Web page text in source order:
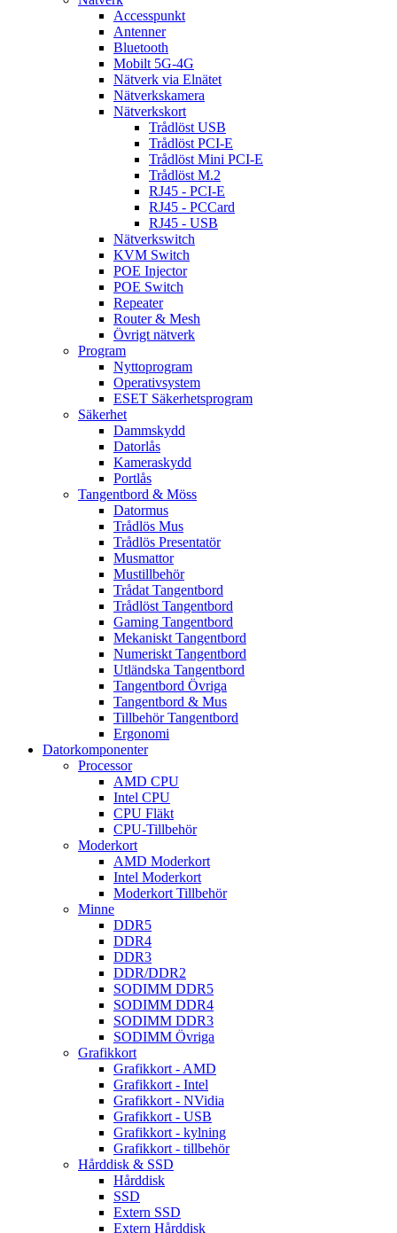
Accesspunkt
Antenner
Bluetooth
Mobilt 5G-4G
Nätverk via Elnätet
Nätverkskamera
Nätverkskort
Trådlöst USB
Trådlöst PCI-E
Trådlöst Mini PCI-E
Trådlöst M.2
RJ45 - PCI-E
RJ45 - PCCard
RJ45 - USB
Nätverkswitch
KVM Switch
POE Injector
POE Switch
Repeater
Router & Mesh
Övrigt nätverk
Program
Nyttoprogram
Operativsystem
ESET Säkerhetsprogram
Säkerhet
Dammskydd
Datorlås
Kameraskydd
Portlås
Tangentbord & Möss
Datormus
Trådlös Mus
Trådlös Presentatör
Musmattor
Mustillbehör
Trådat Tangentbord
Trådlöst Tangentbord
Gaming Tangentbord
Mekaniskt Tangentbord
Numeriskt Tangentbord
Utländska Tangentbord
Tangentbord Övriga
Tangentbord & Mus
Tillbehör Tangentbord
Ergonomi
Datorkomponenter
Processor
AMD CPU
Intel CPU
CPU Fläkt
CPU-Tillbehör
Moderkort
AMD Moderkort
Intel Moderkort
Moderkort Tillbehör
Minne
DDR5
DDR4
DDR3
DDR/DDR2
SODIMM DDR5
SODIMM DDR4
SODIMM DDR3
SODIMM Övriga
Grafikkort
Grafikkort - AMD
Grafikkort - Intel
Grafikkort - NVidia
Grafikkort - USB
Grafikkort - kylning
Grafikkort - tillbehör
Hårddisk & SSD
Hårddisk
SSD
Extern SSD
Extern Hårddisk